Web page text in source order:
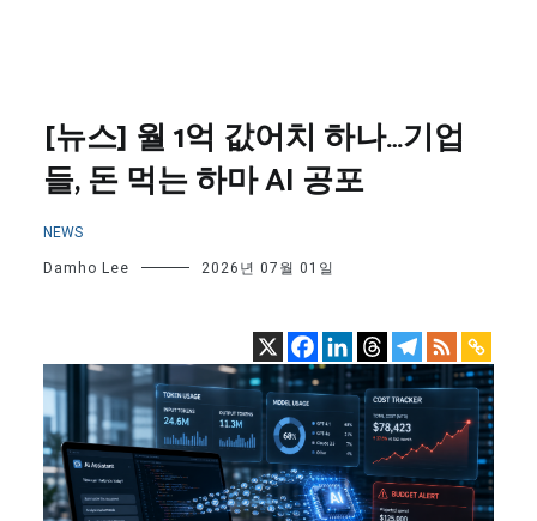
[뉴스] 월 1억 값어치 하나…기업
들, 돈 먹는 하마 AI 공포
NEWS
Damho Lee 2026년 07월 01일